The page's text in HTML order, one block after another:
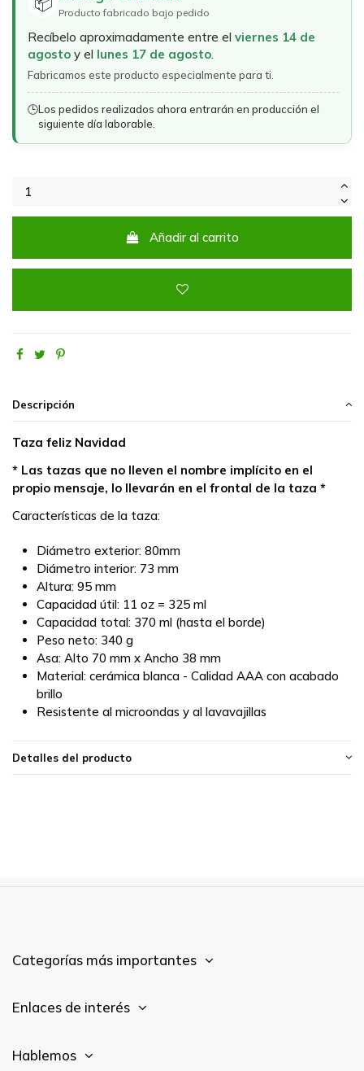
Producto fabricado bajo pedido
Recíbelo aproximadamente entre el viernes 14 de
agosto y el lunes 17 de agosto.
Fabricamos este producto especialmente para ti.
🕒Los pedidos realizados ahora entrarán en producción el
siguiente día laborable.
Añadir al carrito
Descripción
Taza feliz Navidad
* Las tazas que no lleven el nombre implícito en el
propio mensaje, lo llevarán en el frontal de la taza *
Características de la taza:
Diámetro exterior: 80mm
Diámetro interior: 73 mm
Altura: 95 mm
Capacidad útil: 11 oz = 325 ml
Capacidad total: 370 ml (hasta el borde)
Peso neto: 340 g
Asa: Alto 70 mm x Ancho 38 mm
Material: cerámica blanca - Calidad AAA con acabado
brillo
Resistente al microondas y al lavavajillas
Detalles del producto
Categorías más importantes
Enlaces de interés
Hablemos